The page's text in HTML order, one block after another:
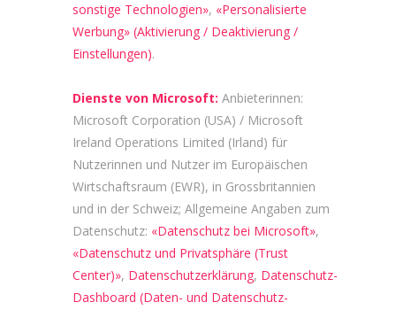
sonstige Technologien», «Personalisierte
Werbung» (Aktivierung / Deaktivierung /
Einstellungen).
Dienste von Microsoft: Anbieterinnen:
Microsoft Corporation (USA) / Microsoft
Ireland Operations Limited (Irland) für
Nutzerinnen und Nutzer im Europäischen
Wirtschaftsraum (EWR), in Grossbritannien
und in der Schweiz; Allgemeine Angaben zum
Datenschutz: «Datenschutz bei Microsoft»,
«Datenschutz und Privatsphäre (Trust
Center)», Datenschutzerklärung, Datenschutz-
Dashboard (Daten- und Datenschutz-